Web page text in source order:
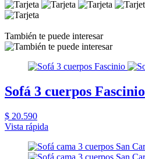
También te puede interesar
Sofá 3 cuerpos Fascinio
$ 20.590
Vista rápida